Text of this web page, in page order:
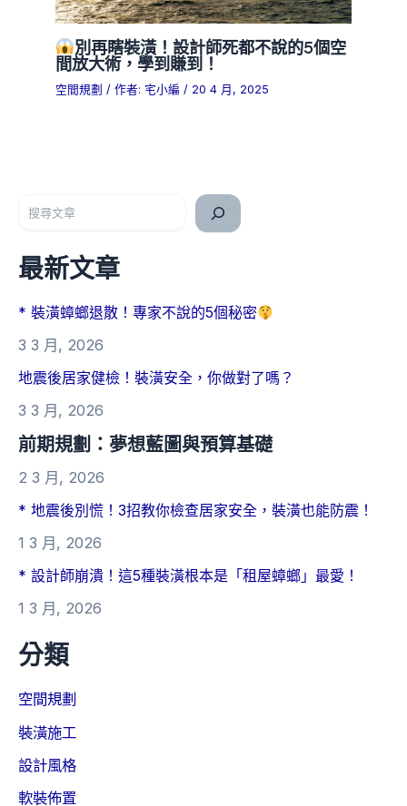
別再瞎裝潢！設計師死都不說的5個空
間放大術，學到賺到！
空間規劃 / 作者: 宅小編 / 20 4 月, 2025
最新文章
* 裝潢蟑螂退散！專家不說的5個秘密
3 3 月, 2026
地震後居家健檢！裝潢安全，你做對了嗎？
3 3 月, 2026
前期規劃：夢想藍圖與預算基礎
2 3 月, 2026
* 地震後別慌！3招教你檢查居家安全，裝潢也能防震！
1 3 月, 2026
* 設計師崩潰！這5種裝潢根本是「租屋蟑螂」最愛！
1 3 月, 2026
分類
空間規劃
裝潢施工
設計風格
軟裝佈置